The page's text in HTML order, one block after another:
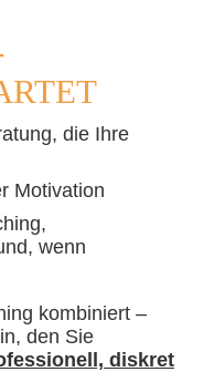
die Ihre
Motivation
wenn
kombiniert –
den Sie
diskret